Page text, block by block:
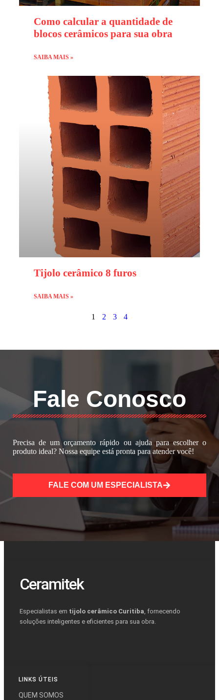
Como calcular a quantidade de
blocos cerâmicos para sua obra
SAIBA MAIS »
Tijolo cerâmico 8 furos
SAIBA MAIS »
1 2 3 4
Fale Conosco
Precisa de um orçamento rápido ou ajuda para escolher o
produto ideal? Nossa equipe está pronta para atender você!
FALE COM UM ESPECIALISTA
Ceramitek
Especialistas em tijolo cerâmico Curitiba, fornecendo
soluções inteligentes e eficientes para sua obra.
LINKS ÚTEIS
QUEM SOMOS